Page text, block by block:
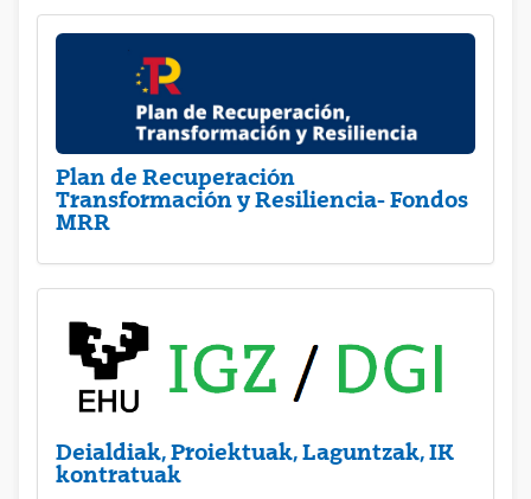
Plan de Recuperación
Transformación y Resiliencia- Fondos
MRR
Deialdiak, Proiektuak, Laguntzak, IK
kontratuak